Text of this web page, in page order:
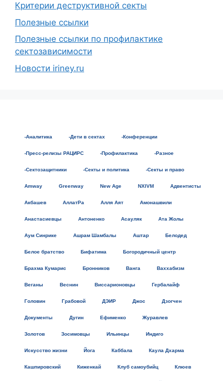
Критерии деструктивной секты
Полезные ссылки
Полезные ссылки по профилактике
сектозависимости
Новости iriney.ru
-Аналитика -Дети в сектах -Конференции
-Пресс-релизы РАЦИРС -Профилактика -Разное
-Сектозащитники -Секты и политика -Секты и право
Amway Greenway New Age NXIVM Адвентисты
Акбашев АллатРа Алля Аят Амонашвили
Анастасиевцы Антоненко Асауляк Ата Жолы
Аум Синрике Ашрам Шамбалы Аштар Белодед
Белое братство Бифатима Богородичный центр
Брахма Кумарис Бронников Ванга Ваххабизм
Веганы Веснин Виссарионовцы Гербалайф
Головин Грабовой ДЭИР Джос Дзогчен
Документы Дугин Ефименко Журавлев
Золотов Зосимовцы Ильинцы Индиго
Искусство жизни Йога Каббала Каула Дхарма
Кашпировский Киженкай Клуб самоубийц Клюев